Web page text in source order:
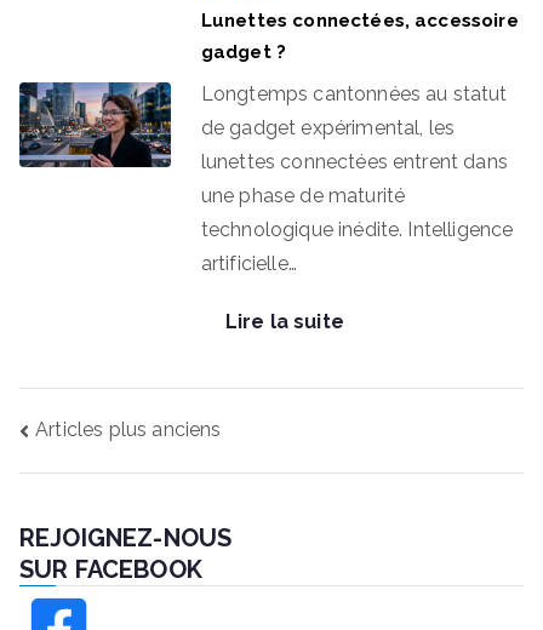
Lunettes connectées, accessoire
gadget ?
Longtemps cantonnées au statut
de gadget expérimental, les
lunettes connectées entrent dans
une phase de maturité
technologique inédite. Intelligence
artificielle…
Lire la suite
NAVIGATION
Articles plus anciens
REJOIGNEZ-NOUS
SUR FACEBOOK